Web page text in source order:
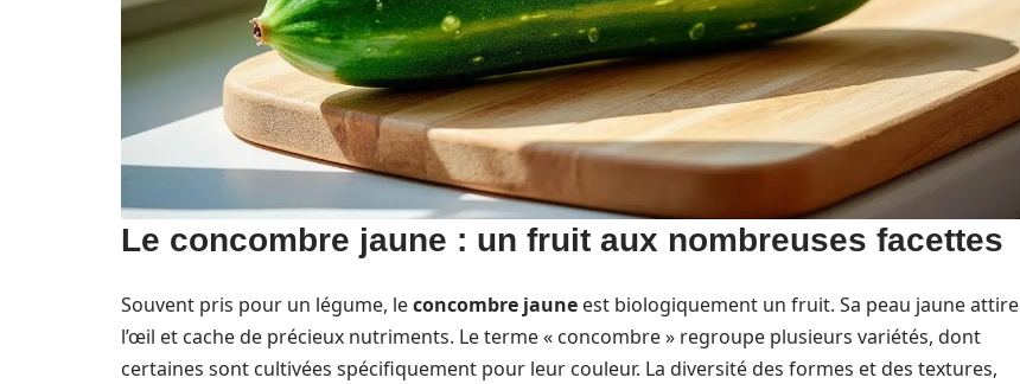
Le concombre jaune : un fruit aux nombreuses facettes
Souvent pris pour un légume, leconcombre jaune est biologiquement un fruit. Sa peau jaune attire
l’œil et cache de précieux nutriments. Le terme « concombre » regroupe plusieurs variétés, dont
certaines sont cultivées spécifiquement pour leur couleur. La diversité des formes et des textures,